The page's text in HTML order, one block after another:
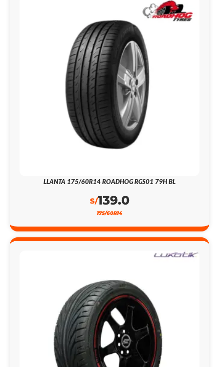
LLANTA 175/60R14 ROADHOG RGS01 79H BL
S/139.0
175/60R14